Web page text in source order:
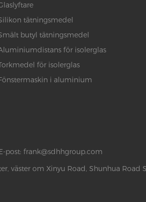
tätningsmedel
butyl tätningsmedel
för isolerglas
för isolerglas
i aluminium
post: frank@sdhhgroup.com
väster om Xinyu Road, Shunhua Road